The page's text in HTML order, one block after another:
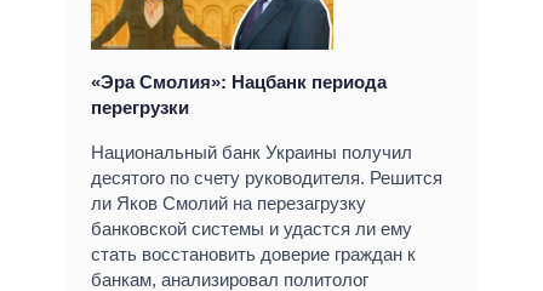
«Эра Смолия»: Нацбанк периода
перегрузки
Национальный банк Украины получил
десятого по счету руководителя. Решится
ли Яков Смолий на перезагрузку
банковской системы и удастся ли ему
стать восстановить доверие граждан к
банкам, анализировал политолог